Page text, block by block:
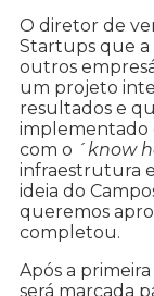
O diretor de
Startups que a
outros
um projeto
resultados e
implementado
com o ´know
infraestrutura
ideia do
queremos
completou.
Após a
será marcada